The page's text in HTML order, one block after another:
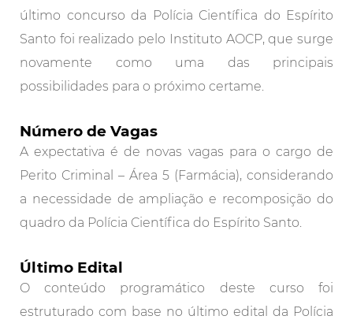
último concurso da Polícia Científica do Espírito
Santo foi realizado pelo Instituto AOCP, que surge
novamente como uma das principais
possibilidades para o próximo certame.
Número de Vagas
A expectativa é de novas vagas para o cargo de
Perito Criminal – Área 5 (Farmácia), considerando
a necessidade de ampliação e recomposição do
quadro da Polícia Científica do Espírito Santo.
Último Edital
O conteúdo programático deste curso foi
estruturado com base no último edital da Polícia